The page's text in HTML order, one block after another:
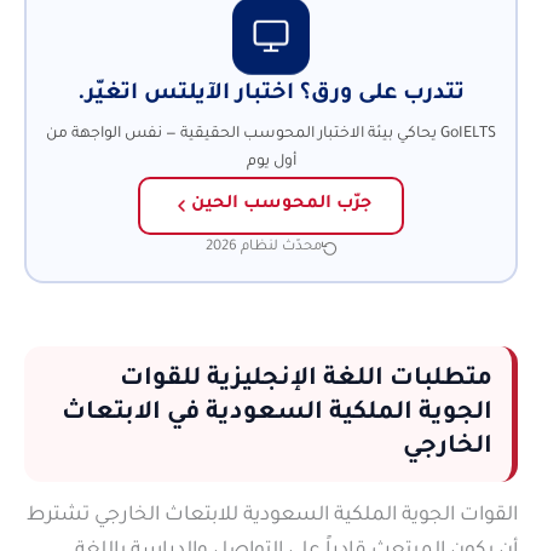
تتدرب على ورق؟ اختبار الآيلتس اتغيّر.
GoIELTS يحاكي بيئة الاختبار المحوسب الحقيقية — نفس الواجهة من
أول يوم
جرّب المحوسب الحين
محدّث لنظام 2026
متطلبات اللغة الإنجليزية للقوات
الجوية الملكية السعودية في الابتعاث
الخارجي
القوات الجوية الملكية السعودية للابتعاث الخارجي تشترط